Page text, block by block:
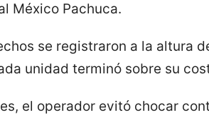
México Pachuca.
se registraron a la altura
unidad terminó sobre su
el operador evitó chocar